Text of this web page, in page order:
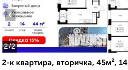
2/2
‹
2-к квартира, вторичка, 45м²,